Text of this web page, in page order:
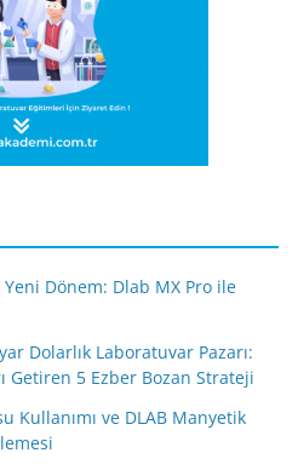
Dönem: Dlab MX Pro ile
Dolarlık Laboratuvar Pazarı:
Getiren 5 Ezber Bozan Strateji
Kullanımı ve DLAB Manyetik